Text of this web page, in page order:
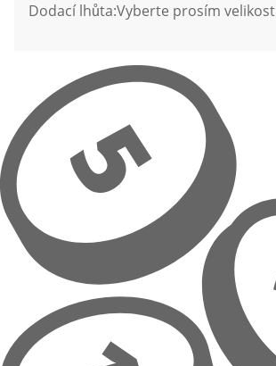
Dodací lhůta:Vyberte prosím velikost